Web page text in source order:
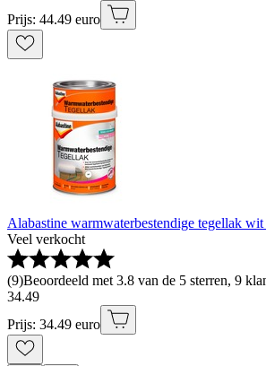
Prijs: 44.49 euro
Alabastine warmwaterbestendige tegellak
Veel verkocht
(9)Beoordeeld met 3.8 van de 5 sterren, 9
34.49
Prijs: 34.49 euro